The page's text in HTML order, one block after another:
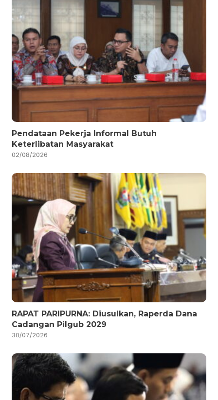
Pendataan Pekerja Informal Butuh
Keterlibatan Masyarakat
02/08/2026
RAPAT PARIPURNA: Diusulkan, Raperda Dana
Cadangan Pilgub 2029
30/07/2026